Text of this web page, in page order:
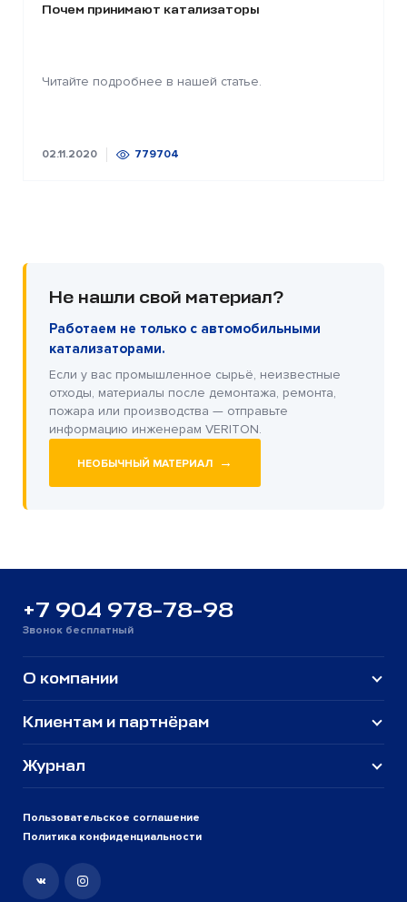
Почем принимают катализаторы
Читайте подробнее в нашей статье.
02.11.2020 779704
Не нашли свой материал?
Работаем не только с автомобильными
катализаторами.
Если у вас промышленное сырьё, неизвестные
отходы, материалы после демонтажа, ремонта,
пожара или производства — отправьте
информацию инженерам VERITON.
НЕОБЫЧНЫЙ МАТЕРИАЛ →
+7 904 978-78-98
Звонок бесплатный
Пользовательское соглашение
Политика конфиденциальности
О компании
Клиентам и партнёрам
Журнал